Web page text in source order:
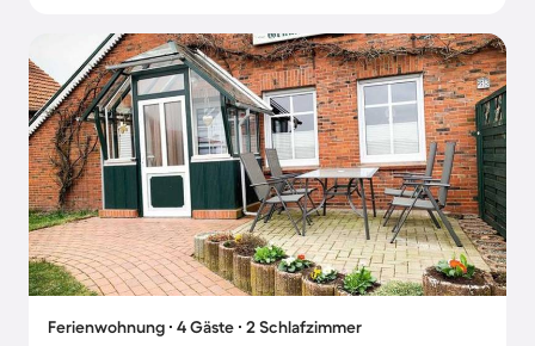
Ferienwohnung ∙ 4 Gäste ∙ 2 Schlafzimmer